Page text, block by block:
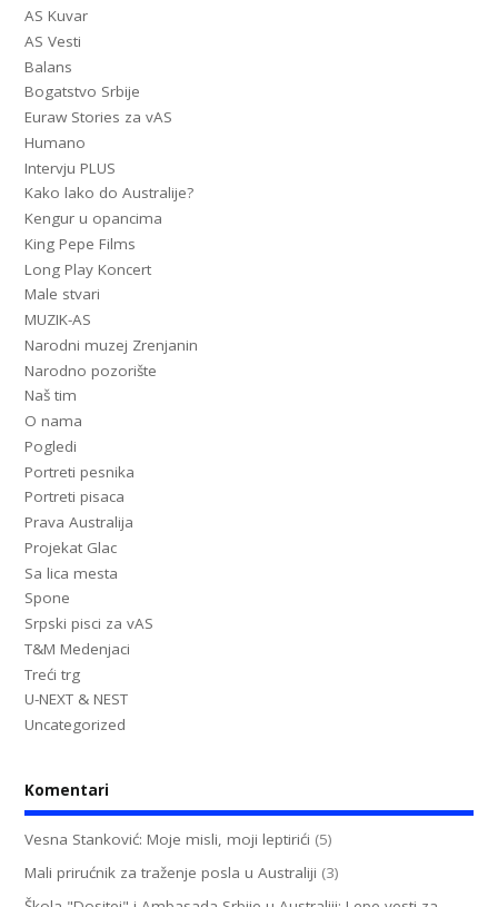
AS Kuvar
AS Vesti
Balans
Bogatstvo Srbije
Euraw Stories za vAS
Humano
Intervju PLUS
Kako lako do Australije?
Kengur u opancima
King Pepe Films
Long Play Koncert
Male stvari
MUZIK-AS
Narodni muzej Zrenjanin
Narodno pozorište
Naš tim
O nama
Pogledi
Portreti pesnika
Portreti pisaca
Prava Australija
Projekat Glac
Sa lica mesta
Spone
Srpski pisci za vAS
T&M Medenjaci
Treći trg
U-NEXT & NEST
Uncategorized
Komentari
Vesna Stanković: Moje misli, moji leptirići (5)
Mali prirućnik za traženje posla u Australiji (3)